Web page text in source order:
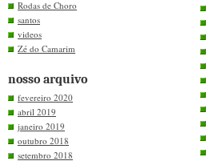
Rodas de Choro
santos
videos
Zé do Camarim
nosso arquivo
fevereiro 2020
abril 2019
janeiro 2019
outubro 2018
setembro 2018